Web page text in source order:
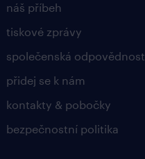
náš příbeh
tiskové zprávy
společenská odpovědnost
přidej se k nám
kontakty & pobočky
bezpečnostní politika